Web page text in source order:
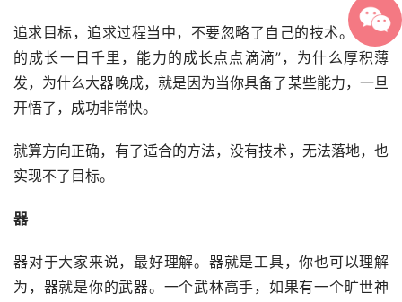
追求目标，追求过程当中，不要忽略了自己的技术。“观念
的成长一日千里，能力的成长点点滴滴”，为什么厚积薄
发，为什么大器晚成，就是因为当你具备了某些能力，一旦
开悟了，成功非常快。
就算方向正确，有了适合的方法，没有技术，无法落地，也
实现不了目标。
器
器对于大家来说，最好理解。器就是工具，你也可以理解
为，器就是你的武器。一个武林高手，如果有一个旷世神